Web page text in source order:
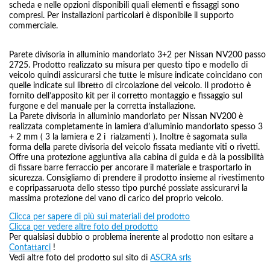
scheda e nelle opzioni disponibili quali elementi e fissaggi sono
compresi. Per installazioni particolari è disponibile il supporto
commerciale.
Parete divisoria in alluminio mandorlato 3+2 per Nissan NV200 passo
2725. Prodotto realizzato su misura per questo tipo e modello di
veicolo quindi assicurarsi che tutte le misure indicate coincidano con
quelle indicate sul libretto di circolazione del veicolo. Il prodotto è
fornito dell’apposito kit per il corretto montaggio e fissaggio sul
furgone e del manuale per la corretta installazione.
La Parete divisoria in alluminio mandorlato per Nissan NV200 è
realizzata completamente in lamiera d’alluminio mandorlato spesso 3
+ 2 mm ( 3 la lamiera e 2 i rialzamenti ). Inoltre è sagomata sulla
forma della parete divisoria del veicolo fissata mediante viti o rivetti.
Offre una protezione aggiuntiva alla cabina di guida e dà la possibilità
di fissare barre ferraccio per ancorare il materiale e trasportarlo in
sicurezza. Consigliamo di prendere il prodotto insieme al rivestimento
e copripassaruota dello stesso tipo purché possiate assicurarvi la
massima protezione del vano di carico del proprio veicolo.
Clicca per sapere di più sui materiali del prodotto
Clicca per vedere altre foto del prodotto
Per qualsiasi dubbio o problema inerente al prodotto non esitare a
Contattarci !
Vedi altre foto del prodotto sul sito diASCRA srls